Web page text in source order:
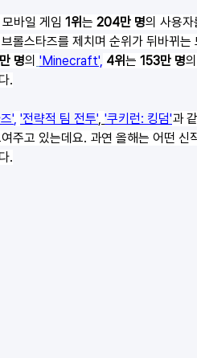
모바일 게임 1위는 204만 명의 사용
롤스타즈를 제치며 순위가 뒤바뀌
명의 'Minecraft', 4위는 153만 명의
.
', '전략적 팀 전투', '쿠키런: 킹덤'과
주고 있는데요. 과연 올해는 어떤
.